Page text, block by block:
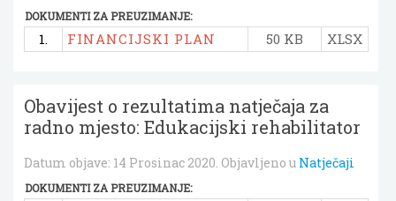
DOKUMENTI ZA PREUZIMANJE:
1. FINANCIJSKI PLAN 50 KB XLSX
Obavijest o rezultatima natječaja za
radno mjesto: Edukacijski rehabilitator
Datum objave: 14 Prosinac 2020. Objavljeno u Natječaji
DOKUMENTI ZA PREUZIMANJE: